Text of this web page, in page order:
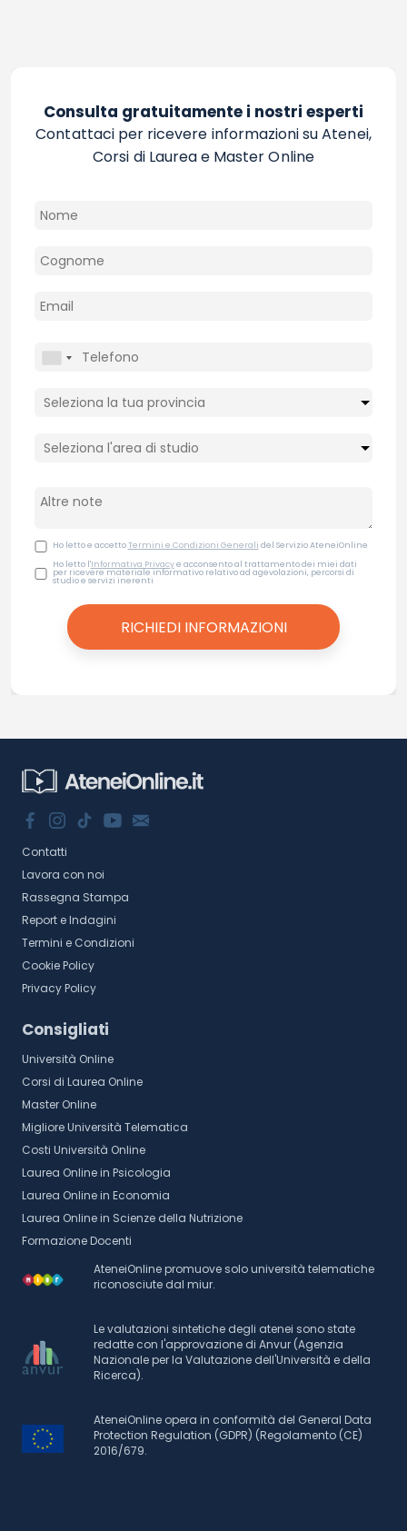
Consulta gratuitamente i nostri esperti
Contattaci per ricevere informazioni su Atenei,
Corsi di Laurea e Master Online
Ho letto e accettoTermini e Condizioni Generali del Servizio AteneiOnline
Ho letto l'Informativa Privacye acconsento al trattamento dei miei dati
per ricevere materiale informativo relativo ad agevolazioni, percorsi di
studio e servizi inerenti
Contatti
Lavora con noi
Rassegna Stampa
Report e Indagini
Termini e Condizioni
Cookie Policy
Privacy Policy
Consigliati
Università Online
Corsi di Laurea Online
Master Online
Migliore Università Telematica
Costi Università Online
Laurea Online in Psicologia
Laurea Online in Economia
Laurea Online in Scienze della Nutrizione
Formazione Docenti
AteneiOnline promuove solo università telematiche
riconosciute dal miur.
Le valutazioni sintetiche degli atenei sono state
redatte con l'approvazione di Anvur (Agenzia
Nazionale per la Valutazione dell'Università e della
Ricerca).
AteneiOnline opera in conformità del General Data
Protection Regulation (GDPR) (Regolamento (CE)
2016/679.